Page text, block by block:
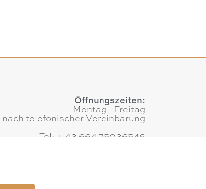
Öffnungszeiten:
Montag - Freitag
nach telefonischer Vereinbarung
Tel: + 43 664 75036546